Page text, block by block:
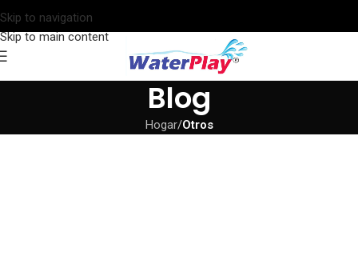
Skip to navigation
Skip to main content
Blog
Hogar/Otros